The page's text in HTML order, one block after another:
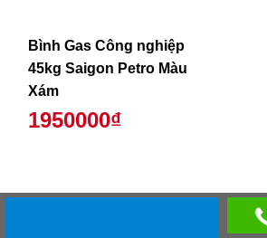
Bình Gas Công nghiệp
45kg Saigon Petro Màu
Xám
1950000₫